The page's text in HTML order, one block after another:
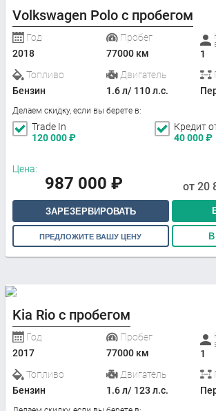
Volkswagen Polo с пробегом
Год
2018
Пробег
77000 км
1
Топливо
Бензин
Двигатель
1.6 л/ 110 л.с.
Делаем скидку, если вы берете в:
Trade In
120 000₽
Кредит
40 000₽
Цена:
987 000 ₽ от 20
ЗАРЕЗЕРВИРОВАТЬ
ПРЕДЛОЖИТЕ ВАШУ ЦЕНУ
Kia Rio с пробегом
Год
2017
Пробег
77000 км
1
Топливо
Бензин
Двигатель
1.6 л/ 123 л.с.